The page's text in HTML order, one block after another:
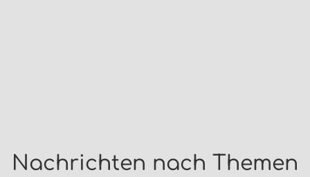
Nachrichten nach Themen